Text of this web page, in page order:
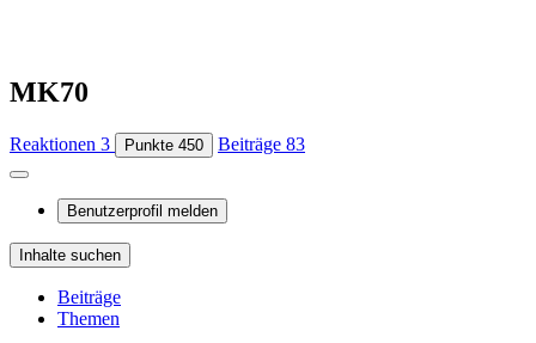
MK70
Reaktionen 3 Punkte 450 Beiträge 83
Benutzerprofil melden
Inhalte suchen
Beiträge
Themen